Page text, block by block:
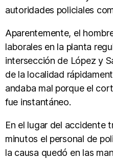
autoridades policiales
Aparentemente, el
laborales en la planta
intersección de López y
de la localidad
andaba mal porque el
fue instantáneo.
En el lugar del accidente
minutos el personal de
la causa quedó en las